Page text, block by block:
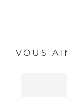
VOUS